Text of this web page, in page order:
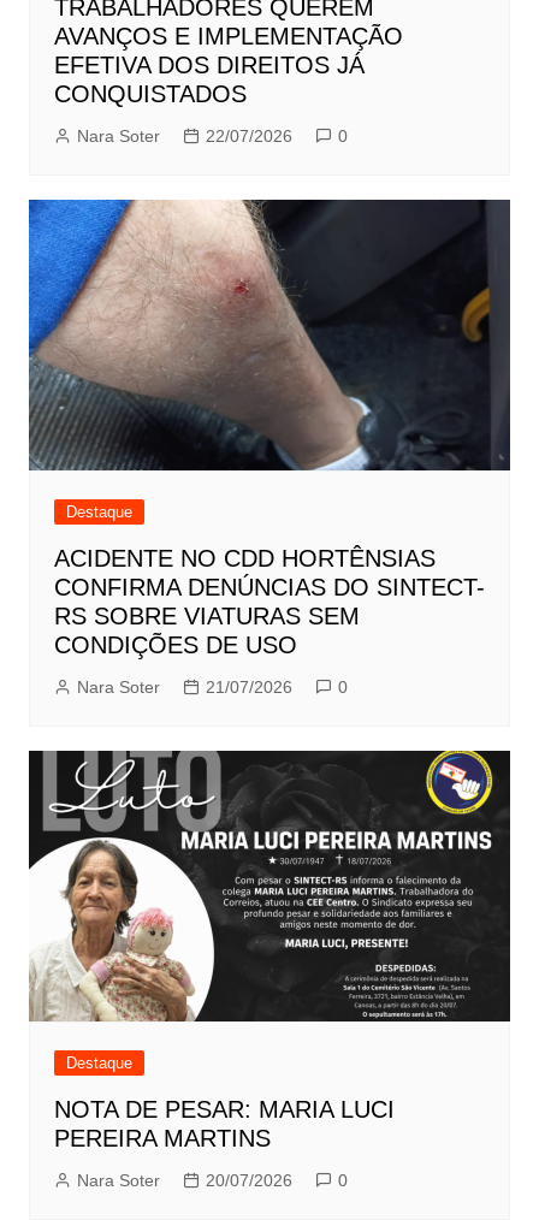
TRABALHADORES QUEREM
AVANÇOS E IMPLEMENTAÇÃO
EFETIVA DOS DIREITOS JÁ
CONQUISTADOS
Nara Soter 22/07/2026 0
Destaque
ACIDENTE NO CDD HORTÊNSIAS
CONFIRMA DENÚNCIAS DO SINTECT-
RS SOBRE VIATURAS SEM
CONDIÇÕES DE USO
Nara Soter 21/07/2026 0
Destaque
NOTA DE PESAR: MARIA LUCI
PEREIRA MARTINS
Nara Soter 20/07/2026 0